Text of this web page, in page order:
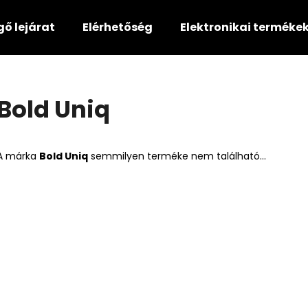
lejárat Elérhetőség Elektronikai
Uniq
márka Bold Uniq semmilyen terméke nem található...